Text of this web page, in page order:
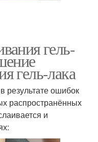
гель-
гель-лака
результате ошибок
распространённых
и